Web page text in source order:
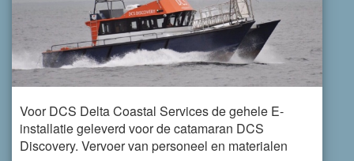
Voor DCS Delta Coastal Services de gehele E-
installatie geleverd voor de catamaran DCS
Discovery. Vervoer van personeel en materialen